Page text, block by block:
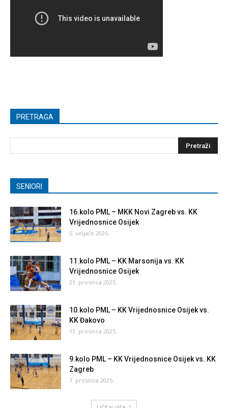
PRETRAGA
SENIORI
16.kolo PML – MKK Novi Zagreb vs. KK
Vrijednosnice Osijek
5. veljače 2026.
11.kolo PML – KK Marsonija vs. KK
Vrijednosnice Osijek
21. prosinca 2025.
10.kolo PML – KK Vrijednosnice Osijek vs.
KK Đakovo
13. prosinca 2025.
9.kolo PML – KK Vrijednosnice Osijek vs. KK
Zagreb
7. prosinca 2025.